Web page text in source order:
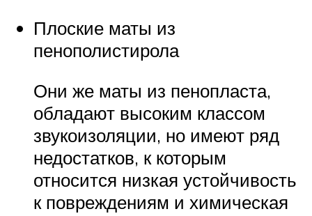
Плоские маты из
пенополистирола
Они же маты из пенопласта,
обладают высоким классом
звукоизоляции, но имеют ряд
недостатков, к которым
относится низкая устойчивость
к повреждениям и химическая